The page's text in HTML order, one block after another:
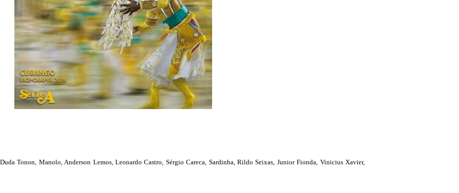
Tonon, Manolo, Anderson Lemos, Leonardo Castro, Sérgio Careca, Sardinha, Rildo Seixas, Junior Fionda, Vinicius Xavier,